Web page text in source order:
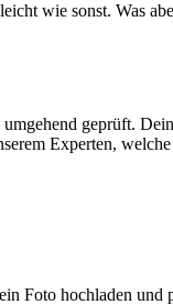
wie sonst. Was
geprüft.
Experten,
Foto hochladen und